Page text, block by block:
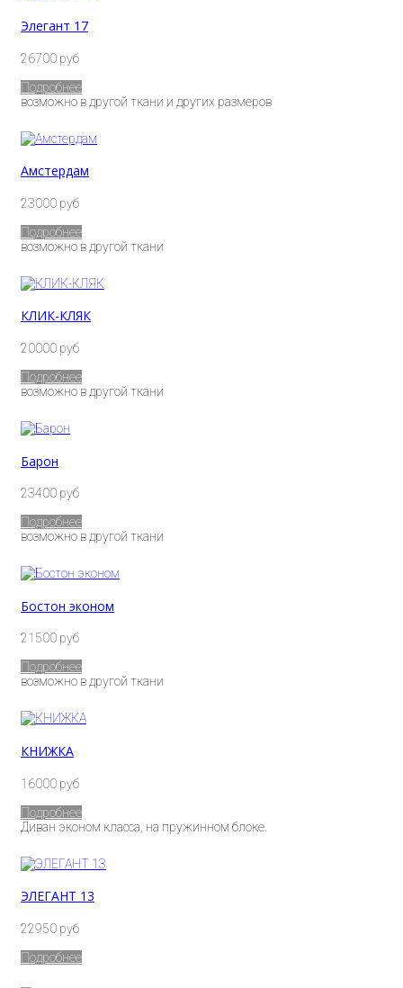
Элегант 17
26700 руб
Подробнее
возможно в другой ткани и других размеров
Амстердам
23000 руб
Подробнее
возможно в другой ткани
КЛИК-КЛЯК
20000 руб
Подробнее
возможно в другой ткани
Барон
23400 руб
Подробнее
возможно в другой ткани
Бостон эконом
21500 руб
Подробнее
возможно в другой ткани
КНИЖКА
16000 руб
Подробнее
Диван эконом класса, на пружинном блоке.
ЭЛЕГАНТ 13
22950 руб
Подробнее